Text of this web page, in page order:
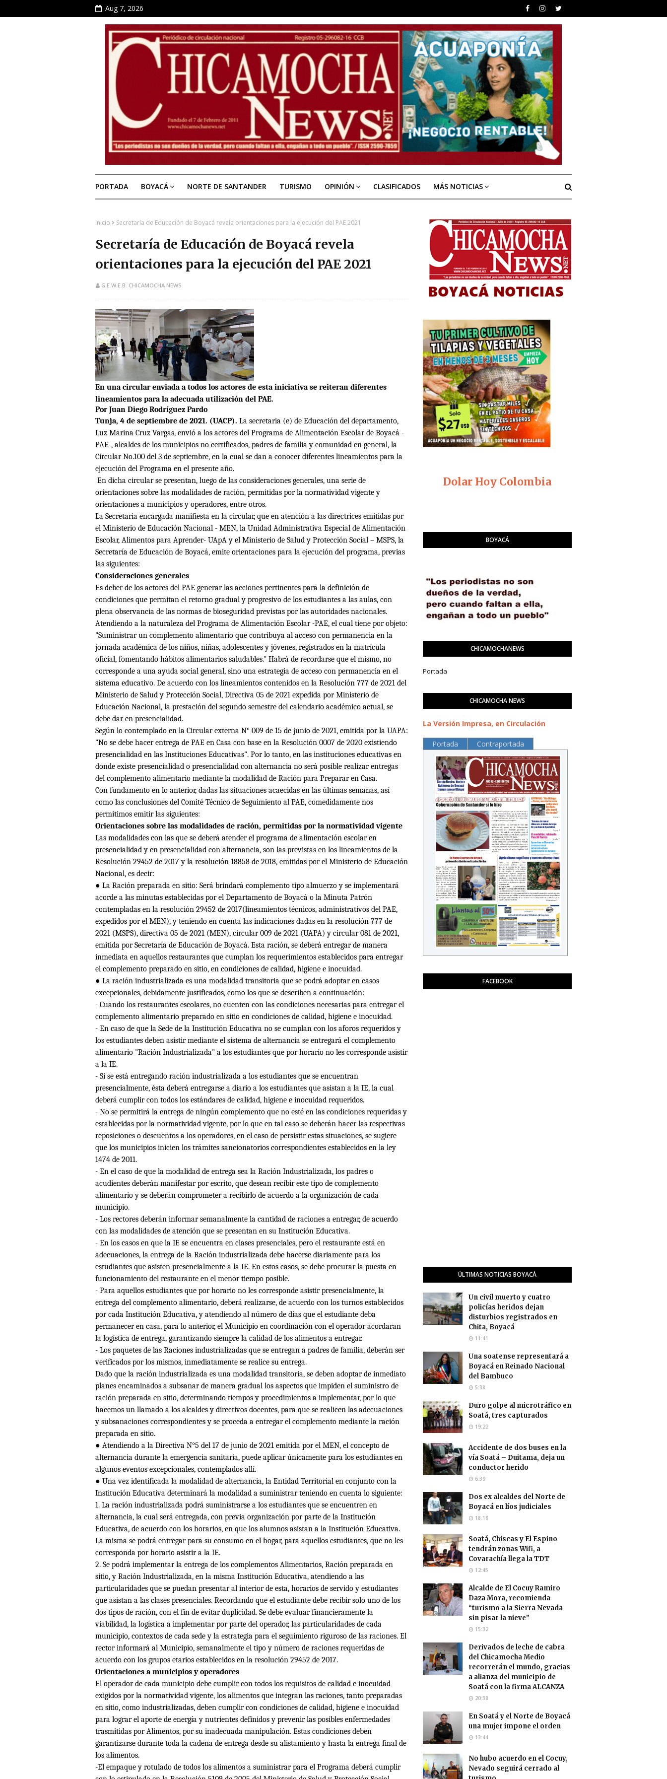
Aug 7, 2026
PORTADA BOYACÁ NORTE DE SANTANDER TURISMO OPINIÓN CLASIFICADOS MÁS NOTICIAS
Inicio Secretaría de Educación de Boyacá revela orientaciones para la ejecución del PAE 2021
Secretaría de Educación de Boyacá revela
orientaciones para la ejecución del PAE 2021
G.E.W.E.B. CHICAMOCHA NEWS
En una circular enviada a todos los actores de esta iniciativa se reiteran diferentes
lineamientos para la adecuada utilización del PAE.
Por Juan Diego Rodríguez Pardo
Tunja, 4 de septiembre de 2021. (UACP). La secretaria (e) de Educación del departamento,
Luz Marina Cruz Vargas, envió a los actores del Programa de Alimentación Escolar de Boyacá -
PAE-, alcaldes de los municipios no certificados, padres de familia y comunidad en general, la
Circular No.100 del 3 de septiembre, en la cual se dan a conocer diferentes lineamientos para la
ejecución del Programa en el presente año.
En dicha circular se presentan, luego de las consideraciones generales, una serie de
orientaciones sobre las modalidades de ración, permitidas por la normatividad vigente y
orientaciones a municipios y operadores, entre otros.
La Secretaria encargada manifiesta en la circular, que en atención a las directrices emitidas por
el Ministerio de Educación Nacional - MEN, la Unidad Administrativa Especial de Alimentación
Escolar, Alimentos para Aprender- UApA y el Ministerio de Salud y Protección Social – MSPS, la
Secretaría de Educación de Boyacá, emite orientaciones para la ejecución del programa, previas
las siguientes:
Consideraciones generales
Es deber de los actores del PAE generar las acciones pertinentes para la definición de
condiciones que permitan el retorno gradual y progresivo de los estudiantes a las aulas, con
plena observancia de las normas de bioseguridad previstas por las autoridades nacionales.
Atendiendo a la naturaleza del Programa de Alimentación Escolar -PAE, el cual tiene por objeto:
"Suministrar un complemento alimentario que contribuya al acceso con permanencia en la
jornada académica de los niños, niñas, adolescentes y jóvenes, registrados en la matrícula
oficial, fomentando hábitos alimentarios saludables." Habrá de recordarse que el mismo, no
corresponde a una ayuda social general, sino una estrategia de acceso con permanencia en el
sistema educativo. De acuerdo con los lineamientos contenidos en la Resolución 777 de 2021 del
Ministerio de Salud y Protección Social, Directiva 05 de 2021 expedida por Ministerio de
Educación Nacional, la prestación del segundo semestre del calendario académico actual, se
debe dar en presencialidad.
Según lo contemplado en la Circular externa N° 009 de 15 de junio de 2021, emitida por la UAPA:
"No se debe hacer entrega de PAE en Casa con base en la Resolución 0007 de 2020 existiendo
presencialidad en las Instituciones Educativas". Por lo tanto, en las instituciones educativas en
donde existe presencialidad o presencialidad con alternancia no será posible realizar entregas
del complemento alimentario mediante la modalidad de Ración para Preparar en Casa.
Con fundamento en lo anterior, dadas las situaciones acaecidas en las últimas semanas, así
como las conclusiones del Comité Técnico de Seguimiento al PAE, comedidamente nos
permitimos emitir las siguientes:
Orientaciones sobre las modalidades de ración, permitidas por la normatividad vigente
Las modalidades con las que se deberá atender el programa de alimentación escolar en
presencialidad y en presencialidad con alternancia, son las previstas en los lineamientos de la
Resolución 29452 de 2017 y la resolución 18858 de 2018, emitidas por el Ministerio de Educación
Nacional, es decir:
● La Ración preparada en sitio: Será brindará complemento tipo almuerzo y se implementará
acorde a las minutas establecidas por el Departamento de Boyacá o la Minuta Patrón
contempladas en la resolución 29452 de 2017(lineamientos técnicos, administrativos del PAE,
expedidos por el MEN), y teniendo en cuenta las indicaciones dadas en la resolución 777 de
2021 (MSPS), directiva 05 de 2021 (MEN), circular 009 de 2021 (UAPA) y circular 081 de 2021,
emitida por Secretaría de Educación de Boyacá. Esta ración, se deberá entregar de manera
inmediata en aquellos restaurantes que cumplan los requerimientos establecidos para entregar
el complemento preparado en sitio, en condiciones de calidad, higiene e inocuidad.
● La ración industrializada es una modalidad transitoria que se podrá adoptar en casos
excepcionales, debidamente justificados, como los que se describen a continuación:
- Cuando los restaurantes escolares, no cuenten con las condiciones necesarias para entregar el
complemento alimentario preparado en sitio en condiciones de calidad, higiene e inocuidad.
- En caso de que la Sede de la Institución Educativa no se cumplan con los aforos requeridos y
los estudiantes deben asistir mediante el sistema de alternancia se entregará el complemento
alimentario "Ración Industrializada" a los estudiantes que por horario no les corresponde asistir
a la IE.
- Si se está entregando ración industrializada a los estudiantes que se encuentran
presencialmente, ésta deberá entregarse a diario a los estudiantes que asistan a la IE, la cual
deberá cumplir con todos los estándares de calidad, higiene e inocuidad requeridos.
- No se permitirá la entrega de ningún complemento que no esté en las condiciones requeridas y
establecidas por la normatividad vigente, por lo que en tal caso se deberán hacer las respectivas
reposiciones o descuentos a los operadores, en el caso de persistir estas situaciones, se sugiere
que los municipios inicien los trámites sancionatorios correspondientes establecidos en la ley
1474 de 2011.
- En el caso de que la modalidad de entrega sea la Ración Industrializada, los padres o
acudientes deberán manifestar por escrito, que desean recibir este tipo de complemento
alimentario y se deberán comprometer a recibirlo de acuerdo a la organización de cada
municipio.
- Los rectores deberán informar semanalmente la cantidad de raciones a entregar, de acuerdo
con las modalidades de atención que se presentan en su Institución Educativa.
- En los casos en que la IE se encuentra en clases presenciales, pero el restaurante está en
adecuaciones, la entrega de la Ración industrializada debe hacerse diariamente para los
estudiantes que asisten presencialmente a la IE. En estos casos, se debe procurar la puesta en
funcionamiento del restaurante en el menor tiempo posible.
- Para aquellos estudiantes que por horario no les corresponde asistir presencialmente, la
entrega del complemento alimentario, deberá realizarse, de acuerdo con los turnos establecidos
por cada Institución Educativa, y atendiendo al número de días que el estudiante deba
permanecer en casa, para lo anterior, el Municipio en coordinación con el operador acordaran
la logística de entrega, garantizando siempre la calidad de los alimentos a entregar.
- Los paquetes de las Raciones industrializadas que se entregan a padres de familia, deberán ser
verificados por los mismos, inmediatamente se realice su entrega.
Dado que la ración industrializada es una modalidad transitoria, se deben adoptar de inmediato
planes encaminados a subsanar de manera gradual los aspectos que impiden el suministro de
ración preparada en sitio, determinando tiempos y procedimientos a implementar, por lo que
hacemos un llamado a los alcaldes y directivos docentes, para que se realicen las adecuaciones
y subsanaciones correspondientes y se proceda a entregar el complemento mediante la ración
preparada en sitio.
● Atendiendo a la Directiva N°5 del 17 de junio de 2021 emitida por el MEN, el concepto de
alternancia durante la emergencia sanitaria, puede aplicarúnicamente para los estudiantes en
algunos eventos excepcionales, contemplados allí.
● Una vez identificada la modalidad de alternancia, la Entidad Territorial en conjunto con la
Institución Educativa determinará la modalidad a suministrar teniendo en cuenta lo siguiente:
1. La ración industrializada podrá suministrarse a los estudiantes que se encuentren en
alternancia, la cual será entregada, con previa organización por parte de la Institución
Educativa, de acuerdo con los horarios, en que los alumnos asistan a la Institución Educativa.
La misma se podrá entregar para su consumo en el hogar, para aquellos estudiantes, que no les
corresponda por horario asistir a la IE.
2. Se podrá implementar la entrega de los complementos Alimentarios, Ración preparada en
sitio, y Ración Industrializada, en la misma Institución Educativa, atendiendo a las
particularidades que se puedan presentar al interior de esta, horarios de servido y estudiantes
que asistan a las clases presenciales. Recordando que el estudiante debe recibir solo uno de los
dos tipos de ración, con el fin de evitar duplicidad. Se debe evaluar financieramente la
viabilidad, la logística a implementar por parte del operador, las particularidades de cada
municipio, contextos de cada sede y la estrategia para el seguimiento riguroso de las raciones. El
rector informará al Municipio, semanalmente el tipo y número de raciones requeridas de
acuerdo con los grupos etarios establecidos en la resolución 29452 de 2017.
Orientaciones a municipios y operadores
El operador de cada municipio debe cumplir con todos los requisitos de calidad e inocuidad
exigidos por la normatividad vigente, los alimentos que integran las raciones, tanto preparadas
en sitio, como industrializadas, deben cumplir con condiciones de calidad, higiene e inocuidad
para lograr el aporte de energía y nutrientes definidos y prevenir las posibles enfermedades
trasmitidas por Alimentos, por su inadecuada manipulación. Estas condiciones deben
garantizarse durante toda la cadena de entrega desde su alistamiento y hasta la entrega final de
los alimentos.
-El empaque y rotulado de todos los alimentos a suministrar para el Programa deberá cumplir
Dolar Hoy Colombia
BOYACÁ
CHICAMOCHANEWS
Portada
CHICAMOCHA NEWS
La Versión Impresa, en Circulación
Portada Contraportada
FACEBOOK
ÚLTIMAS NOTICIAS BOYACÁ
Un civil muerto y cuatro
policías heridos dejan
disturbios registrados en
Chita, Boyacá
11:41
Una soatense representará a
Boyacá en Reinado Nacional
del Bambuco
5:38
Duro golpe al microtráfico en
Soatá, tres capturados
19:22
Accidente de dos buses en la
vía Soatá – Duitama, deja un
conductor herido
6:39
Dos ex alcaldes del Norte de
Boyacá en líos judiciales
18:18
Soatá, Chiscas y El Espino
tendrán zonas Wifi, a
Covarachía llega la TDT
12:45
Alcalde de El Cocuy Ramiro
Daza Mora, recomienda
“turismo a la Sierra Nevada
sin pisar la nieve”
15:32
Derivados de leche de cabra
del Chicamocha Medio
recorrerán el mundo, gracias
a alianza del municipio de
Soatá con la firma ALCANZA
20:38
En Soatá y el Norte de Boyacá
una mujer impone el orden
13:44
No hubo acuerdo en el Cocuy,
Nevado seguirá cerrado al